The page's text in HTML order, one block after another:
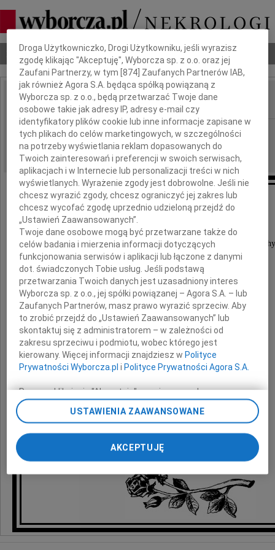
Nekrologi Odeszli Poradnik pogrzebowy
IMIĘ I NAZWISKO:
REGION: Warszawa
DATA EMISJI: 07.07.2010
Maćkowi Dźwigale
wyrazy szczerego współczucia oraz słowa otuchy
z powodu śmierci
Mamy
składają
Zarząd, koleżanki i koledzy
Dbamy o Twoją prywatność
Droga Użytkowniczko, Drogi Użytkowniku, jeśli wyrazisz
zgodę klikając "Akceptuję", Wyborcza sp. z o.o. oraz jej
Zaufani Partnerzy, w tym [874] Zaufanych Partnerów IAB,
jak również Agora S.A. będąca spółką powiązaną z
Wyborcza sp. z o.o., będą przetwarzać Twoje dane
osobowe takie jak adresy IP, adresy e-mail czy
identyfikatory plików cookie lub inne informacje zapisane w
tych plikach do celów marketingowych, w szczególności
na potrzeby wyświetlania reklam dopasowanych do
Twoich zainteresowań i preferencji w swoich serwisach,
aplikacjach i w Internecie lub personalizacji treści w nich
wyświetlanych. Wyrażenie zgody jest dobrowolne. Jeśli nie
chcesz wyrazić zgody, chcesz ograniczyć jej zakres lub
chcesz wycofać zgodę uprzednio udzieloną przejdź do
„Ustawień Zaawansowanych”.
Twoje dane osobowe mogą być przetwarzane także do
celów badania i mierzenia informacji dotyczących
funkcjonowania serwisów i aplikacji lub łączone z danymi
dot. świadczonych Tobie usług. Jeśli podstawą
przetwarzania Twoich danych jest uzasadniony interes
Wyborcza sp. z o.o., jej spółki powiązanej – Agora S.A. – lub
Zaufanych Partnerów, masz prawo wyrazić sprzeciw. Aby
to zrobić przejdź do „Ustawień Zaawansowanych” lub
skontaktuj się z administratorem – w zależności od
zakresu sprzeciwu i podmiotu, wobec którego jest
kierowany. Więcej informacji znajdziesz wPolityce
Prywatności Wyborcza.pl iPolityce Prywatności Agora S.A.
Poprzez kliknięcie "Akceptuję" wyrażasz zgodę na
zainstalowanie i przechowywanie plików typu cookie
Wyborczej sp. z o. o. jej Zaufanych Partnerów i Agora S.A.
chwili zmienić swoje preferencje dot. plików cookie,
ponownie wywołując narzędzie do zarządzania Twoimi
preferencjami dot. przetwarzania danych poprzez
odnośnik „Ustawienia prywatności” w stopce serwisu i
przechodząc do sekcji „Ustawienia zaawansowane”.
Zmiana ustawień plików cookie możliwa jest także za
My, nasi Zaufani Partnerzy i Agora S.A. możemy
USTAWIENIA ZAAWANSOWANE
AKCEPTUJĘ